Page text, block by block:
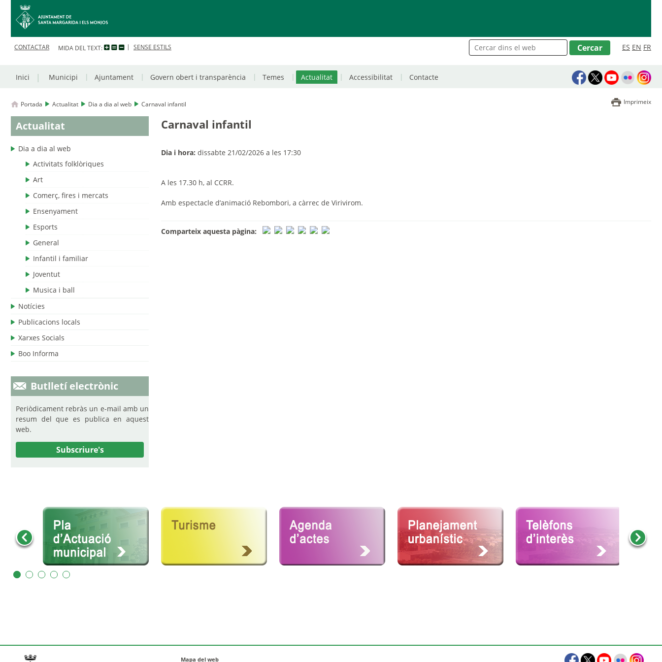
ES EN FR
CONTACTAR MIDA DEL TEXT: SENSE ESTILS
Inici Municipi Ajuntament Govern obert i transparència Temes Actualitat Accessibilitat Contacte
Portada Actualitat Dia a dia al web Carnaval infantil Imprimeix
Actualitat
Dia a dia al web
Activitats folklòriques
Art
Comerç, fires i mercats
Ensenyament
Esports
General
Infantil i familiar
Joventut
Musica i ball
Notícies
Publicacions locals
Xarxes Socials
Boo Informa
Butlletí electrònic
Periòdicament rebràs un e-mail amb un
resum del que es publica en aquest
web.
Subscriure's
Carnaval infantil
Dia i hora: dissabte 21/02/2026 a les 17:30
A les 17.30 h, al CCRR.
Amb espectacle d’animació Rebombori, a càrrec de Virivirom.
Comparteix aquesta pàgina:
Mapa del web